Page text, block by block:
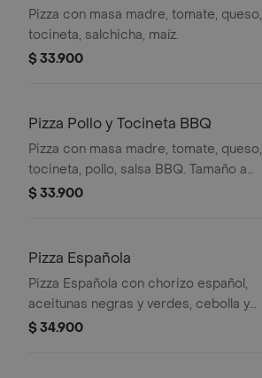
Pizza con masa madre, tomate, queso,
tocineta, salchicha, maíz.
$ 33.900
Pizza Pollo y Tocineta BBQ
Pizza con masa madre, tomate, queso,
tocineta, pollo, salsa BBQ. Tamaño a
elección
$ 33.900
Pizza Española
Pizza Española con chorizo español,
aceitunas negras y verdes, cebolla y
pimientos. Tamaño personal.
$ 34.900